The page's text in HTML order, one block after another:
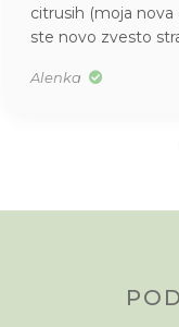
citrusih (moja nova
ste novo zvesto
Alenka